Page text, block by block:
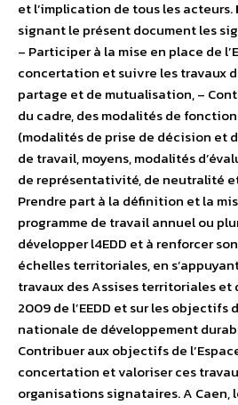
et l’implication de tous les acteurs.
signant le présent document les
– Participer à la mise en place de
concertation et suivre les travaux
partage et de mutualisation, –
du cadre, des modalités de
(modalités de prise de décision et
de travail, moyens, modalités
de représentativité, de neutralité
Prendre part à la définition et la
programme de travail annuel ou
développer l4EDD et à renforcer
échelles territoriales, en
travaux des Assises territoriales et
2009 de l’EEDD et sur les objectifs
nationale de développement
Contribuer aux objectifs de
concertation et valoriser ces
organisations signataires. A Caen,